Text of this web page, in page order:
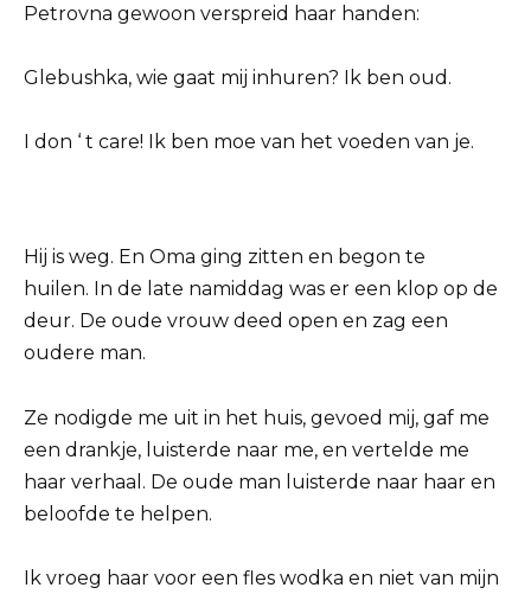
Petrovna gewoon verspreid haar handen:
Glebushka, wie gaat mij inhuren? Ik ben oud.
I don ‘ t care! Ik ben moe van het voeden van je.
Hij is weg. En Oma ging zitten en begon te
huilen. In de late namiddag was er een klop op de
deur. De oude vrouw deed open en zag een
oudere man.
Ze nodigde me uit in het huis, gevoed mij, gaf me
een drankje, luisterde naar me, en vertelde me
haar verhaal. De oude man luisterde naar haar en
beloofde te helpen.
Ik vroeg haar voor een fles wodka en niet van mijn